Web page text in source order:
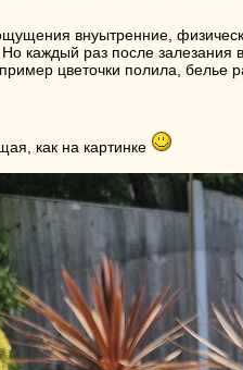
внуытренние,
каждый раз после
цветочки полила, белье
как на картинке